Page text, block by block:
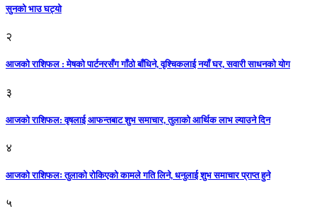
सुनको भाउ घट्याे
२
आजको राशिफल : मेषको पार्टनरसँग गाँठो बाँधिने, वृश्चिकलाई नयाँ घर, सवारी साधनकाे याेग
३
आजकाे राशिफल: वृषलाई आफन्तबाट शुभ समाचार, तुलाकाे आर्थिक लाभ ल्याउने दिन
४
आजको राशिफलः तुलाकाे रोकिएको कामले गति लिने, धनुलाई शुभ समाचार प्राप्त हुने
५